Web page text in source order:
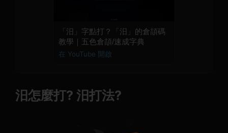
「汨」字點打？「汨」的倉頡碼
教學｜五色倉頡/速成字典
在 YouTube 開啟
汨怎麼打? 汨打法?